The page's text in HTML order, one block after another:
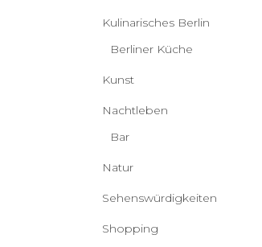
Kulinarisches Berlin
Berliner Küche
Kunst
Nachtleben
Bar
Natur
Sehenswürdigkeiten
Shopping